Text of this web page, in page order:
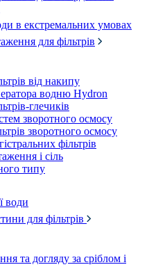
в екстремальних умовах
для фільтрів
від накипу
водню Hydron
глечиків
зворотного осмосу
зворотного осмосу
фільтрів
і сіль
типу
води
для фільтрів
та догляду за сріблом і